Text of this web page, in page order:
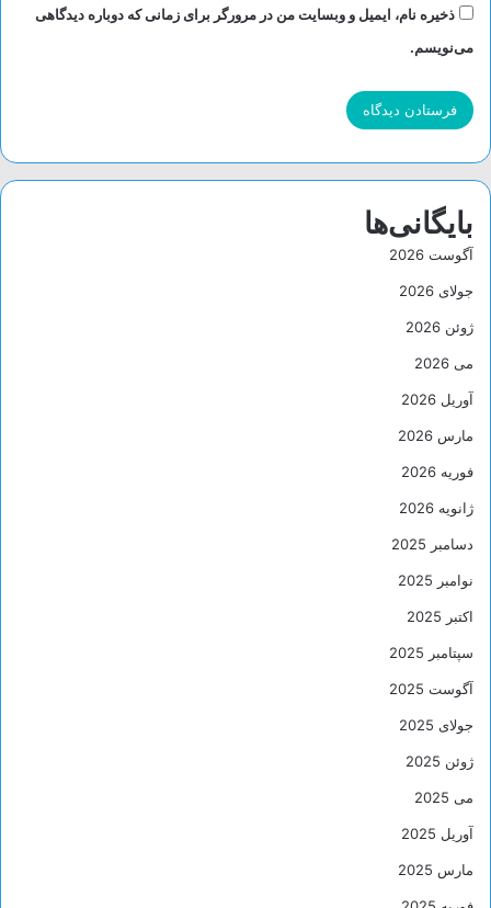
نواحی
هنگام
ذخیره نام، ایمیل و وبسایت من در مرورگر برای زمانی که دوباره دیدگاهی
می‌نویسم.
بایگانی‌ها
آگوست 2026
جولای 2026
ژوئن 2026
می 2026
آوریل 2026
مارس 2026
فوریه 2026
ژانویه 2026
دسامبر 2025
نوامبر 2025
اکتبر 2025
سپتامبر 2025
آگوست 2025
جولای 2025
ژوئن 2025
می 2025
آوریل 2025
مارس 2025